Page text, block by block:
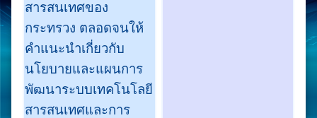
สารสนเทศของ
กระทรวง ตลอดจนให้
คำแนะนำเกี่ยวกับ
นโยบายและแผนการ
พัฒนาระบบเทคโนโลยี
สารสนเทศและการ